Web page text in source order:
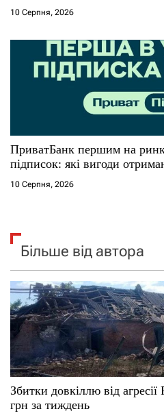
10 Серпня, 2026
ПриватБанк першим на
підписок: які вигоди
10 Серпня, 2026
Більше від автора
Збитки довкіллю від
грн за тиждень